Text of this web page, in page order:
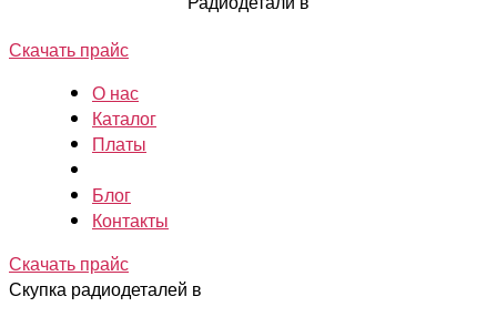
Скачать прайс
О нас
Каталог
Платы
Блог
Контакты
Скачать прайс
Скупка радиодеталей в